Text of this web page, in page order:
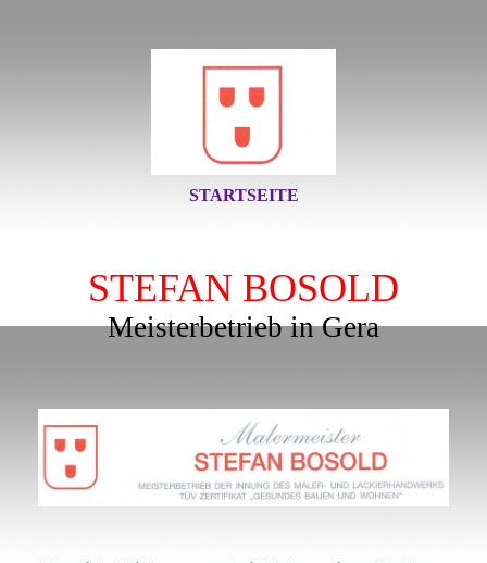
STARTSEITE
STEFAN BOSOLD
Meisterbetrieb in Gera